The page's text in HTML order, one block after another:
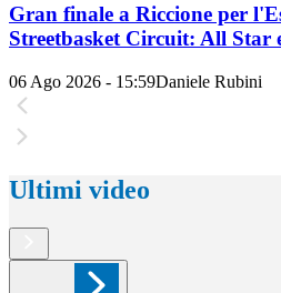
Gran finale a Riccione per
Streetbasket Circuit: All Star
06 Ago 2026 - 15:59Daniele Rubini
Ultimi video